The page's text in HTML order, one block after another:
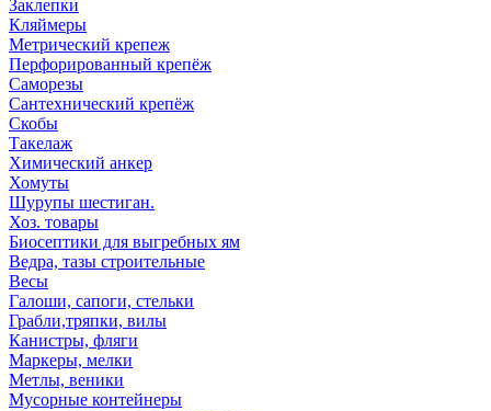
Заклепки
Кляймеры
Метрический крепеж
Перфорированный крепёж
Саморезы
Сантехнический крепёж
Скобы
Такелаж
Химический анкер
Хомуты
Шурупы шестиган.
Хоз. товары
Биосептики для выгребных ям
Ведра, тазы строительные
Весы
Галоши, сапоги, стельки
Грабли,тряпки, вилы
Канистры, фляги
Маркеры, мелки
Метлы, веники
Мусорные контейнеры